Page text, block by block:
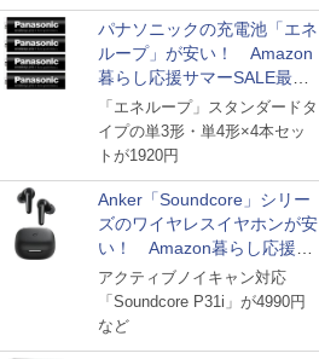
パナソニックの充電池「エネ
ループ」が安い！ Amazon
暮らし応援サマーSALE最終
日
「エネループ」スタンダードタ
イプの単3形・単4形×4本セッ
トが1920円
Anker「Soundcore」シリー
ズのワイヤレスイヤホンが安
い！ Amazon暮らし応援サ
マーSALE
アクティブノイキャン対応
「Soundcore P31i」が4990円
など